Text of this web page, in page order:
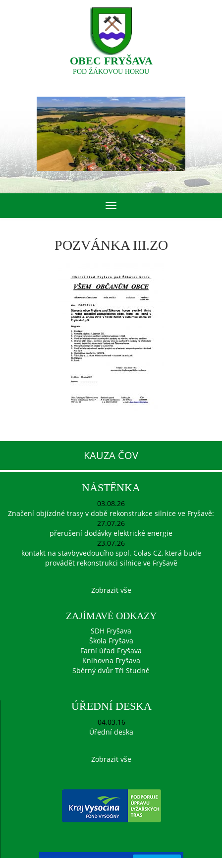
OBEC FRYŠAVA
POD ŽÁKOVOU HOROU
Toggle
navigation
POZVÁNKA III.ZO
KAUZA ČOV
NÁSTĚNKA
03.08.26
Značení objízdné trasy v době rekonstrukce silnice ve Fryšavě:
27.07.26
přerušení dodávky elektrické energie
23.07.26
kontakt na stavbyvedoucího spol. Colas CZ, která bude
provádět rekonstrukci silnice ve Fryšavě
Zobrazit vše
ZAJÍMAVÉ ODKAZY
SDH Fryšava
Škola Fryšava
Farní úřad Fryšava
Knihovna Fryšava
Sběrný dvůr Tři Studně
ÚŘEDNÍ DESKA
04.03.16
Úřední deska
Zobrazit vše